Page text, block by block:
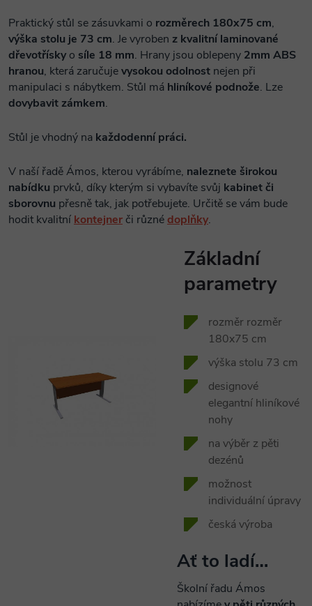
Praktický stůl se zásuvkami o rozměrech 180x75 cm,
výška stolu je 73 cm. Je vyroben z kvalitní laminované
dřevotřísky o síle 18 mm. Hrany jsou oblepeny 2mm ABS
hranou, která zaručujevysokou odolnost nejen při
manipulaci s nábytkem. Stůl má hliníkové podnože. Lze
dovybavit zámkem.
Stůl je vhodný na každodenní práci.
V naší řadě Ámos, kterou vyrábíme, naleznete širokou
nabídku prvků, díky kterým si vybavíte svůj kabinet či
sborovnu přesně tak, jak potřebujete. Určitě se vám bude
hodit kvalitní kontejner či různédoplňky.
Základní
parametry
rozměr rozměr
180x75 cm
výška stolu 73 cm
designové
elegantní hliníkové
nohy
na výběr z pěti
dezénů
možnost
individuální úpravy
česká výroba
Ať to ladí…
Školní řadu Ámos